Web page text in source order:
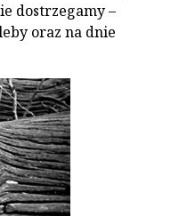
dostrzegamy –
oraz na dnie